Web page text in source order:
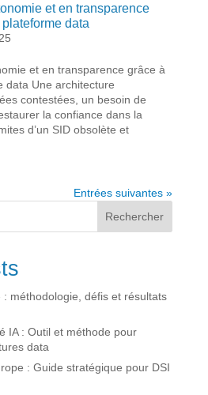
et en transparence
data
et en transparence grâce à
data Une architecture
contestées, un besoin de
la confiance dans la
d’un SID obsolète et
Entrées suivantes »
Rechercher
méthodologie, défis et résultats
IA : Outil et méthode pour
data
: Guide stratégique pour DSI